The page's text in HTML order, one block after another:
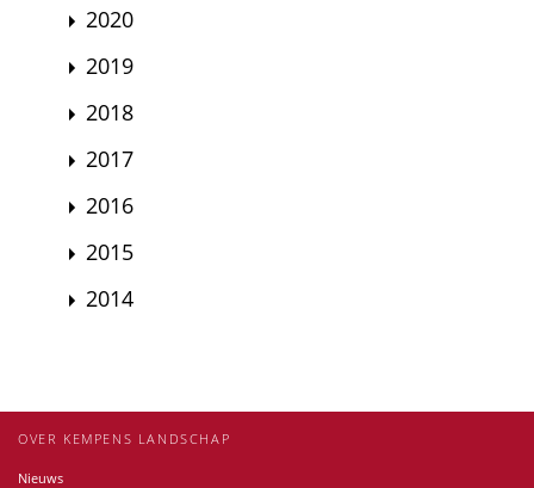
2020
2019
2018
2017
2016
2015
2014
OVER KEMPENS LANDSCHAP
Nieuws